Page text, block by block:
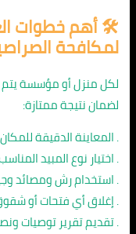
🛠️ أهم خطوات
لمكافحة
لكل منزل أو مؤسسة
لضمان نتيجة ممتازة:
. المعاينة الدقيقة
. اختيار نوع المبيد
. استخدام رش ومصائد
. إغلاق أي فتحات أو
. تقديم تقرير توصيات